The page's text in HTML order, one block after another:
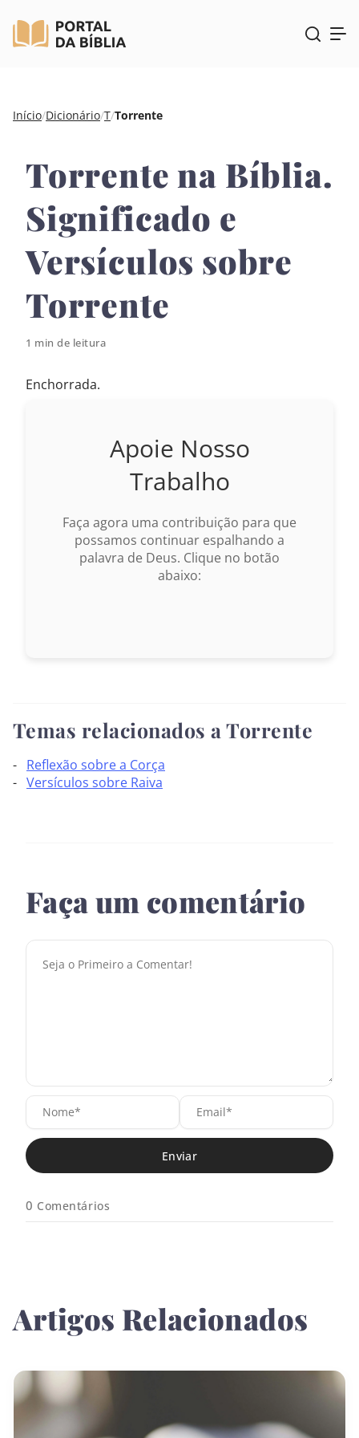
Pular
conteúdo
Início/Dicionário/T/Torrente
Torrente na Bíblia.
Significado e
Versículos sobre
Torrente
1 min de leitura
Enchorrada.
Apoie Nosso
Trabalho
Faça agora uma contribuição para que
possamos continuar espalhando a
palavra de Deus. Clique no botão
abaixo:
Temas relacionados a Torrente
Reflexão sobre a Corça
Versículos sobre Raiva
Faça um comentário
N
o
m
e
*
E
i
0 Comentários
Artigos Relacionados